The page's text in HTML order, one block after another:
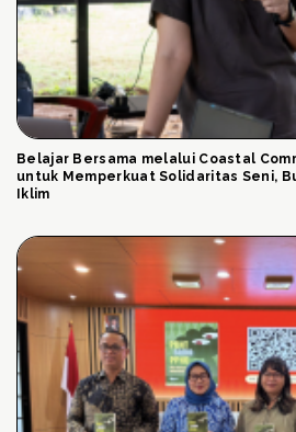
Belajar Bersama melalui Coastal
untuk Memperkuat Solidaritas Seni,
Iklim